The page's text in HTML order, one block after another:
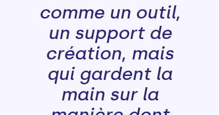
comme un outil,
un support de
création, mais
qui gardent la
main sur la